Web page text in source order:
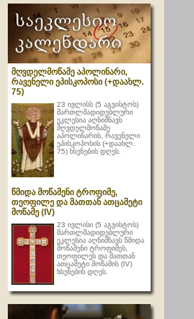
მღვდელმოწამე აპოლინარი,
რავენელი ეპისკოპოსი (+დაახლ.
75)
23 ივლისს (5 აგვისტოს)
მართლმადიდებლური
ეკლესია აღნიშნავს
მღვდელმოწამე
აპოლინარის, რავენელი
ეპისკოპოსის (+დაახლ.
75) ხსენების დღეს.
წმიდა მოწამენი ტროფიმე,
თეოფილე და მათთან ათცამეტი
მოწამე (IV)
23 ივლისი (5 აგვისტოს)
მართლმადიდებლური
ეკლესია აღნიშნავს წმიდა
მოწამენი ტროფიმეს,
თეოფილეს და მათთან
ათცამეტი მოწამის (IV)
ხსენების დღეს.